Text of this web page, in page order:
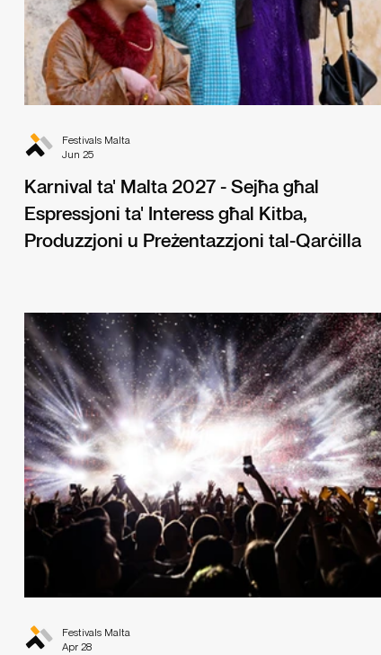
Karnival ta' Malta 2027 - Sejħa għal
Espressjoni ta' Interess għal Kitba,
Produzzjoni u Preżentazzjoni tal-Qarċilla
Festivals Malta
Jun 25
Festivals Malta
Apr 28